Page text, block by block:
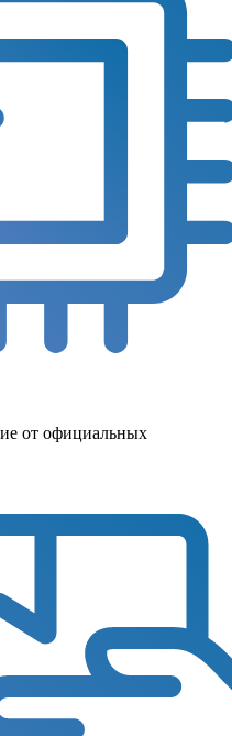
от официальных